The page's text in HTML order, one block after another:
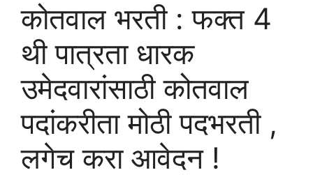
कोतवाल भरती : फक्त 4
थी पात्रता धारक
उमेदवारांसाठी कोतवाल
पदांकरीता मोठी पदभरती ,
लगेच करा आवेदन !